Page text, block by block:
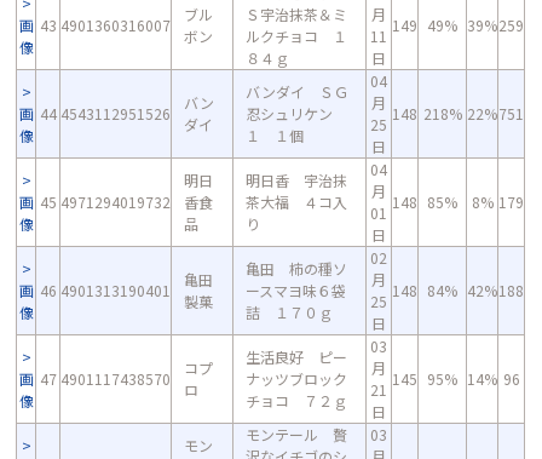
画
像
43 4901360316007
ブル
ボン
Ｓ宇治抹茶＆ミ
ルクチョコ １
８４ｇ
月
11
日
149 49% 39%259
画
像
44 4543112951526
バン
ダイ
バンダイ ＳＧ
忍シュリケン
１ １個
04
月
25
日
148 218% 22%751
画
像
45 4971294019732
明日
香食
品
明日香 宇治抹
茶大福 ４コ入
り
04
月
01
日
148 85% 8% 179
画
像
46 4901313190401
亀田
製菓
亀田 柿の種ソ
ースマヨ味６袋
詰 １７０ｇ
02
月
25
日
148 84% 42%188
画
像
47 4901117438570
コプ
ロ
生活良好 ピー
ナッツブロック
チョコ ７２ｇ
03
月
21
日
145 95% 14% 96
モン
モンテール 贅
03